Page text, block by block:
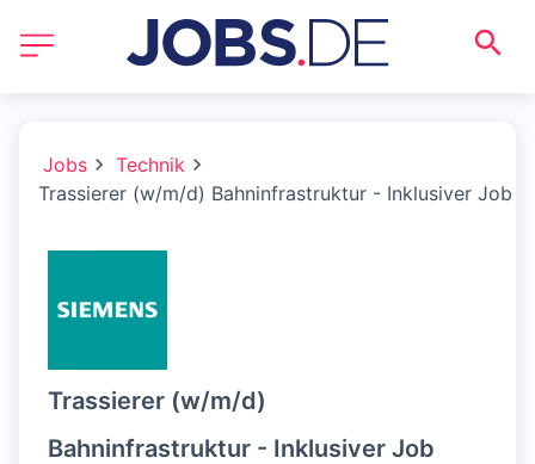
Jobs
Technik
Trassierer (w/m/d) Bahninfrastruktur - Inklusiver Job
Trassierer (w/m/d)
Bahninfrastruktur - Inklusiver Job